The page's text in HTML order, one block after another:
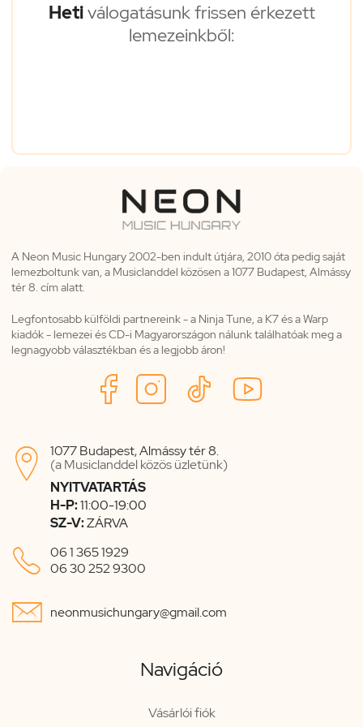
Hetiválogatásunk frissen érkezett
lemezeinkből:
A Neon Music Hungary 2002-ben indult útjára, 2010 óta pedig saját
lemezboltunk van, a Musiclanddel közösen a 1077 Budapest, Almássy
tér 8. cím alatt.
Legfontosabb külföldi partnereink - a Ninja Tune, a K7 és a Warp
kiadók - lemezei és CD-i Magyarországon nálunk találhatóak meg a
legnagyobb választékban és a legjobb áron!

1077 Budapest, Almássy tér 8.
(a Musiclanddel közös üzletünk)
NYITVATARTÁS
H-P:11:00-19:00
SZ-V:ZÁRVA
 06 1 365 1929
06 30 252 9300
 neonmusichungary@gmail.com
Navigáció
Vásárlói fiók